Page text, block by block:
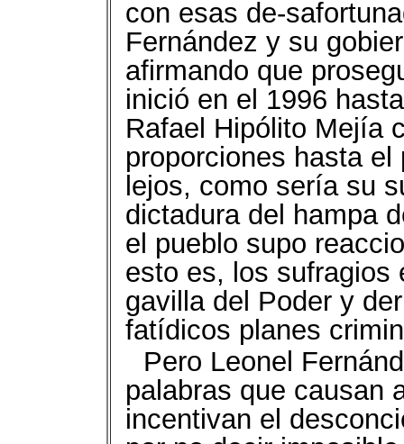
con esas de-
Fernández y su
afirmando que
inició en el 1996
Rafael Hipólito Mejía
proporciones hasta
lejos, como sería su
dictadura del hampa
el pueblo supo
esto es, los sufragios
gavilla del Poder y
fatídicos planes
Pero Leonel
palabras que causan
incentivan el